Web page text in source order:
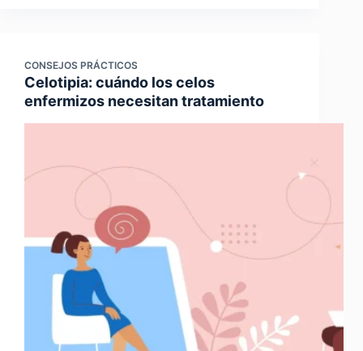
CONSEJOS PRÁCTICOS
Celotipia: cuándo los celos
enfermizos necesitan tratamiento